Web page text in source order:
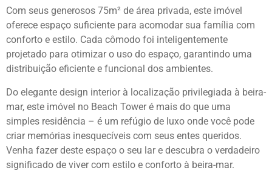
Com seus generosos 75m² de área privada, este imóvel
oferece espaço suficiente para acomodar sua família com
conforto e estilo. Cada cômodo foi inteligentemente
projetado para otimizar o uso do espaço, garantindo uma
distribuição eficiente e funcional dos ambientes.
Do elegante design interior à localização privilegiada à beira-
mar, este imóvel no Beach Tower é mais do que uma
simples residência – é um refúgio de luxo onde você pode
criar memórias inesquecíveis com seus entes queridos.
Venha fazer deste espaço o seu lar e descubra o verdadeiro
significado de viver com estilo e conforto à beira-mar.